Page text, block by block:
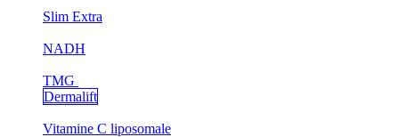
Slim Extra
NADH
TMG
Dermalift
Vitamine C liposomale